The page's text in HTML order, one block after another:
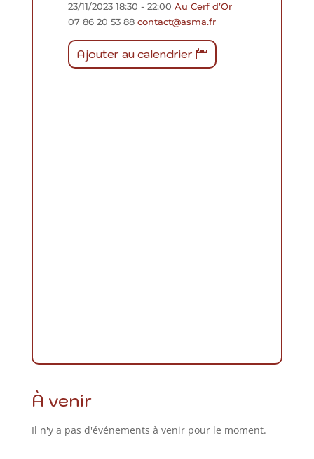
23/11/202318:30 - 22:00 Au Cerf d’Or
07 86 20 53 88 contact@asma.fr
Ajouter au calendrier
À venir
Il n'y a pas d'événements à venir pour le moment.